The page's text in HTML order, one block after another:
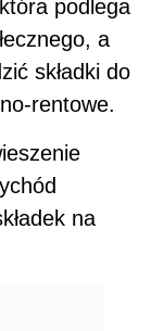
podlega
a
składki do
rentowe.
na